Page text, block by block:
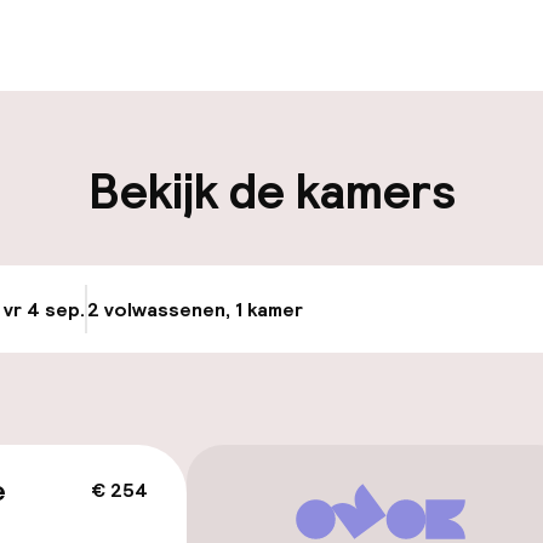
Transferservice
Bekijk de kamers
4 sep.2 volwassenen, 1 kamer
€ 254